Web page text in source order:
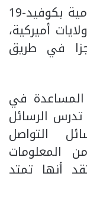
لكن مع ارتفاع عدد الإصابات اليومية بكوفيد-19
أميركية،
في طريق
المساعدة في
تدرس الرسائل
التواصل
المعلومات
أنها تمتد